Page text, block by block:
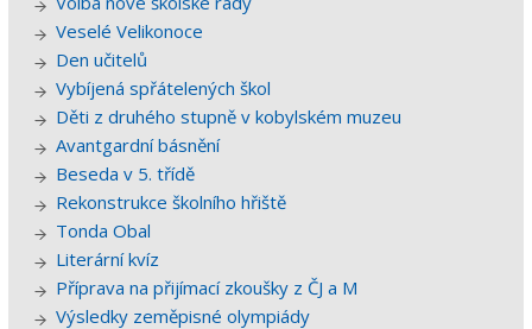
Veselé Velikonoce
Den učitelů
Vybíjená spřátelených škol
Děti z druhého stupně v kobylském muzeu
Avantgardní básnění
Beseda v 5. třídě
Rekonstrukce školního hřiště
Tonda Obal
Literární kvíz
Příprava na přijímací zkoušky z ČJ a M
Výsledky zeměpisné olympiády